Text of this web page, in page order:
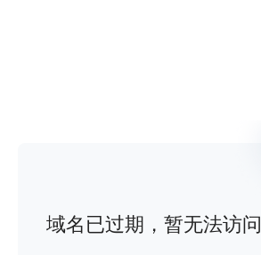
域名已过期，暂无法访问